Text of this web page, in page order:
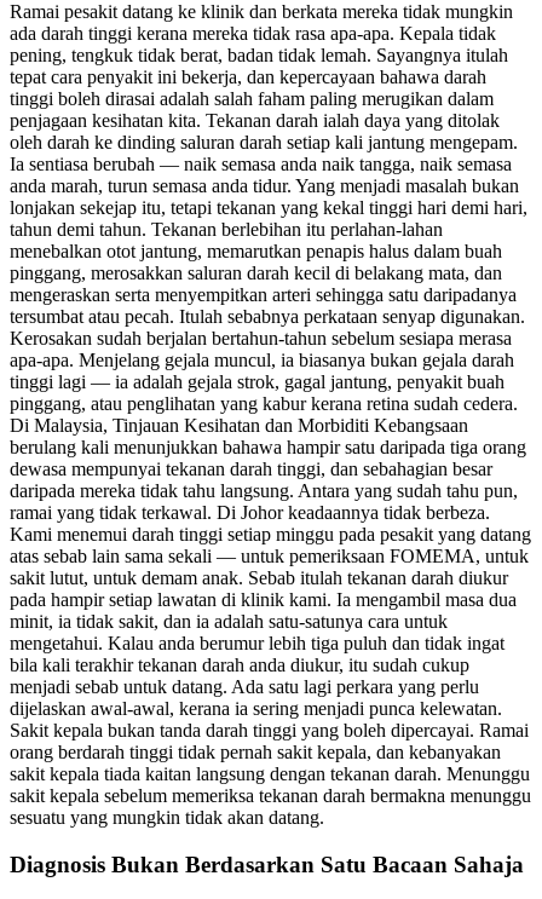
Ramai pesakit datang ke klinik dan berkata mereka tidak mungkin
ada darah tinggi kerana mereka tidak rasa apa-apa. Kepala tidak
pening, tengkuk tidak berat, badan tidak lemah. Sayangnya itulah
tepat cara penyakit ini bekerja, dan kepercayaan bahawa darah
tinggi boleh dirasai adalah salah faham paling merugikan dalam
penjagaan kesihatan kita. Tekanan darah ialah daya yang ditolak
oleh darah ke dinding saluran darah setiap kali jantung mengepam.
Ia sentiasa berubah — naik semasa anda naik tangga, naik semasa
anda marah, turun semasa anda tidur. Yang menjadi masalah bukan
lonjakan sekejap itu, tetapi tekanan yang kekal tinggi hari demi hari,
tahun demi tahun. Tekanan berlebihan itu perlahan-lahan
menebalkan otot jantung, memarutkan penapis halus dalam buah
pinggang, merosakkan saluran darah kecil di belakang mata, dan
mengeraskan serta menyempitkan arteri sehingga satu daripadanya
tersumbat atau pecah. Itulah sebabnya perkataan senyap digunakan.
Kerosakan sudah berjalan bertahun-tahun sebelum sesiapa merasa
apa-apa. Menjelang gejala muncul, ia biasanya bukan gejala darah
tinggi lagi — ia adalah gejala strok, gagal jantung, penyakit buah
pinggang, atau penglihatan yang kabur kerana retina sudah cedera.
Di Malaysia, Tinjauan Kesihatan dan Morbiditi Kebangsaan
berulang kali menunjukkan bahawa hampir satu daripada tiga orang
dewasa mempunyai tekanan darah tinggi, dan sebahagian besar
daripada mereka tidak tahu langsung. Antara yang sudah tahu pun,
ramai yang tidak terkawal. Di Johor keadaannya tidak berbeza.
Kami menemui darah tinggi setiap minggu pada pesakit yang datang
atas sebab lain sama sekali — untuk pemeriksaan FOMEMA, untuk
sakit lutut, untuk demam anak. Sebab itulah tekanan darah diukur
pada hampir setiap lawatan di klinik kami. Ia mengambil masa dua
minit, ia tidak sakit, dan ia adalah satu-satunya cara untuk
mengetahui. Kalau anda berumur lebih tiga puluh dan tidak ingat
bila kali terakhir tekanan darah anda diukur, itu sudah cukup
menjadi sebab untuk datang. Ada satu lagi perkara yang perlu
dijelaskan awal-awal, kerana ia sering menjadi punca kelewatan.
Sakit kepala bukan tanda darah tinggi yang boleh dipercayai. Ramai
orang berdarah tinggi tidak pernah sakit kepala, dan kebanyakan
sakit kepala tiada kaitan langsung dengan tekanan darah. Menunggu
sakit kepala sebelum memeriksa tekanan darah bermakna menunggu
sesuatu yang mungkin tidak akan datang.
Diagnosis Bukan Berdasarkan Satu Bacaan Sahaja